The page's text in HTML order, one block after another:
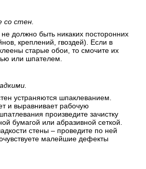
со стен.
должно быть никаких посторонних
креплений, гвоздей). Если в
старые обои, то смочите их
или шпателем.
устраняются шпаклеванием.
и выравнивает рабочую
произведите зачистку
бумагой или абразивной сеткой.
стены – проведите по ней
малейшие дефекты